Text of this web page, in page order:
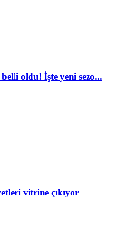
oldu! İşte yeni sezo...
vitrine çıkıyor